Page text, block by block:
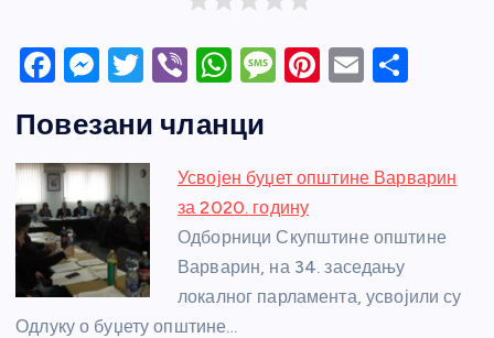
F
c
e
b
o
o
k
M
ss
e
n
g
er
T
itt
er
Vi
er
W
at
s
A
p
p
M
a
g
e
Pi
e
E
e
Повезани чланци
Усвојен буџет општине Варварин
за 2020. годину
Одборници Скупштине општине
Варварин, на 34. заседању
локалног парламента, усвојили су
Одлуку о буџету општине…